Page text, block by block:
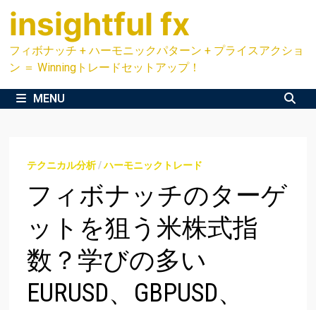
Skip
content
insightful fx
フィボナッチ + ハーモニックパターン + プライスアクショ
ン ＝ Winningトレードセットアップ！
MENU
テクニカル分析/ハーモニックトレード
フィボナッチのターゲ
ットを狙う米株式指
数？学びの多い
EURUSD、GBPUSD、